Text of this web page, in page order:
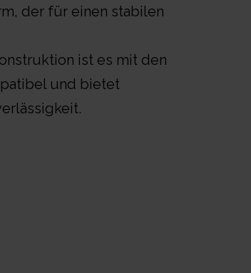
der für einen stabilen
ist es mit den
und bietet